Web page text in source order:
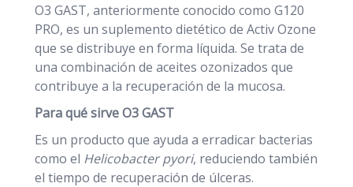
O3 GAST, anteriormente conocido como G120
PRO, es un suplemento dietético de Activ Ozone
que se distribuye en forma líquida. Se trata de
una combinación de aceites ozonizados que
contribuye a la recuperación de la mucosa.
Para qué sirve O3 GAST
Es un producto que ayuda a erradicar bacterias
como el Helicobacter pyori, reduciendo también
el tiempo de recuperación de úlceras.